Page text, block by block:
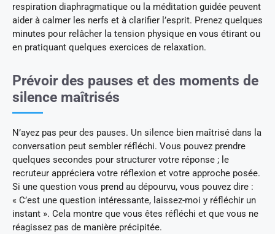
respiration diaphragmatique ou la méditation guidée peuvent
aider à calmer les nerfs et à clarifier l’esprit. Prenez quelques
minutes pour relâcher la tension physique en vous étirant ou
en pratiquant quelques exercices de relaxation.
Prévoir des pauses et des moments de
silence maîtrisés
N’ayez pas peur des pauses. Un silence bien maîtrisé dans la
conversation peut sembler réfléchi. Vous pouvez prendre
quelques secondes pour structurer votre réponse ; le
recruteur appréciera votre réflexion et votre approche posée.
Si une question vous prend au dépourvu, vous pouvez dire :
« C’est une question intéressante, laissez-moi y réfléchir un
instant ». Cela montre que vous êtes réfléchi et que vous ne
réagissez pas de manière précipitée.